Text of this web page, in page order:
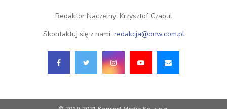
Redaktor Naczelny: Krzysztof Czapul
Skontaktuj się z nami: redakcja@onw.com.pl